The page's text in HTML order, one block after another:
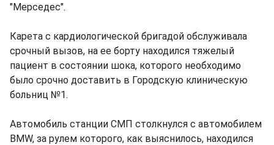
"Мерседес".
Карета с кардиологической бригадой обслуживала
срочный вызов, на ее борту находился тяжелый
пациент в состоянии шока, которого необходимо
было срочно доставить в Городскую клиническую
больниц №1.
Автомобиль станции СМП столкнулся с автомобилем
BMW, за рулем которого, как выяснилось, находился